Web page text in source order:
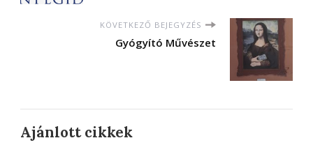
KÖVETKEZŐ BEJEGYZÉS
Gyógyító Művészet
Ajánlott cikkek